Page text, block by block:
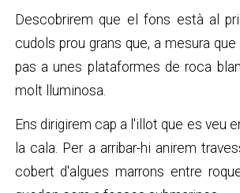
Descobrirem que el fons està al
cudols prou grans que, a mesura
pas a unes plataformes de roca
molt lluminosa.
Ens dirigirem cap a l'illot que es veu
la cala. Per a arribar-hi anirem
cobert d'algues marrons entre